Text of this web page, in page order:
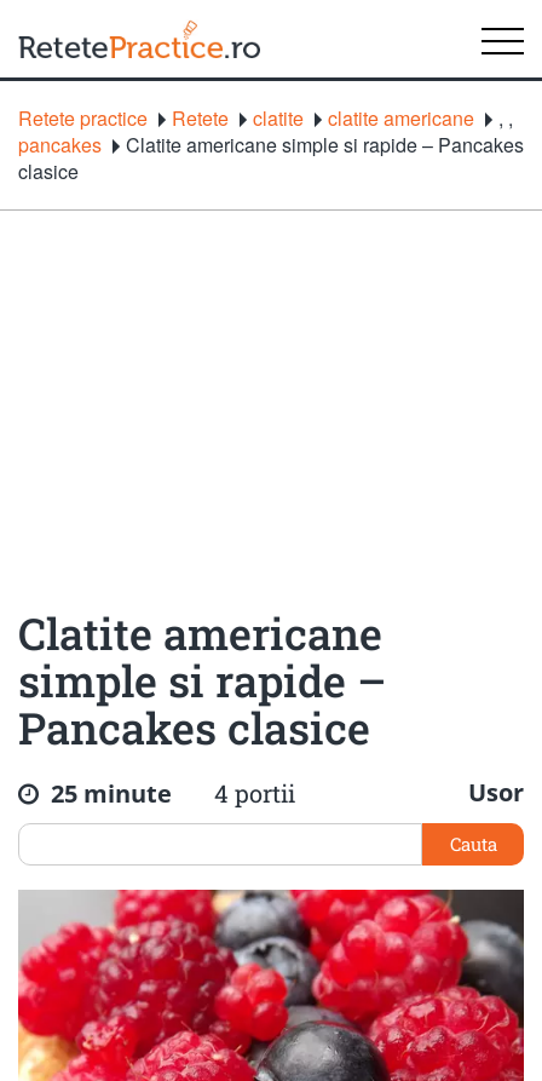
Retete practice Retete clatite ,
clatite americane
,
pancakes
Clatite americane simple si rapide – Pancakes
clasice
Clatite americane
simple si rapide –
Pancakes clasice
25 minute 4 portii Usor
Cauta